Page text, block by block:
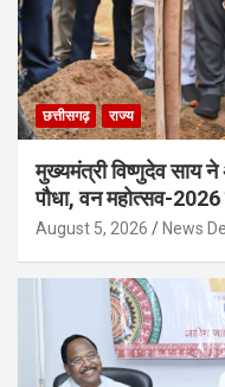
छत्तीसगढ़ राज्य
मुख्यमंत्री विष्णुदेव साय
पौधा, वन महोत्सव-
August 5, 2026 News